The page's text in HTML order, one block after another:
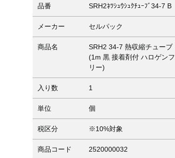
品番 SRH2ﾈﾂｼｭｳｼｭｸﾁｭｰﾌﾞ34-7 B
メーカー セルパック
商品名
SRH2 34-7 熱収縮チューブ
(1m 黒 接着剤付 ハロゲンフ
リー)
入り数 1
単位 個
税区分 ※10%対象
商品コード 2520000032